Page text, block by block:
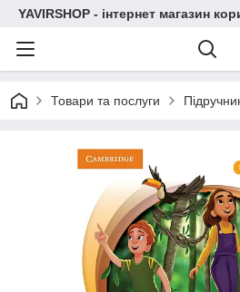
YAVIRSHOP - інтернет магазин
Товари та послуги